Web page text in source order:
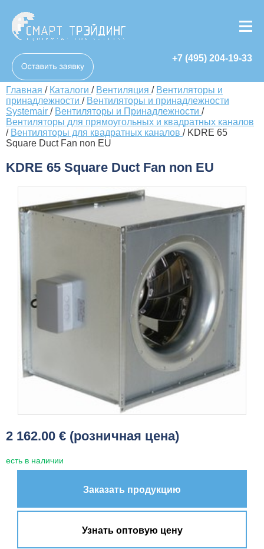
+7 (495) 204-19-33
Главная / Каталоги / Вентиляция / Вентиляторы и
принадлежности / Вентиляторы и принадлежности
Systemair / Вентиляторы и Принадлежности /
Вентиляторы для прямоугольных и квадратных каналов
/ Вентиляторы для квадратных каналов / KDRE 65
Square Duct Fan non EU
KDRE 65 Square Duct Fan non EU
2 162.00 € (розничная цена)
есть в наличии
Заказать продукцию
Узнать оптовую цену